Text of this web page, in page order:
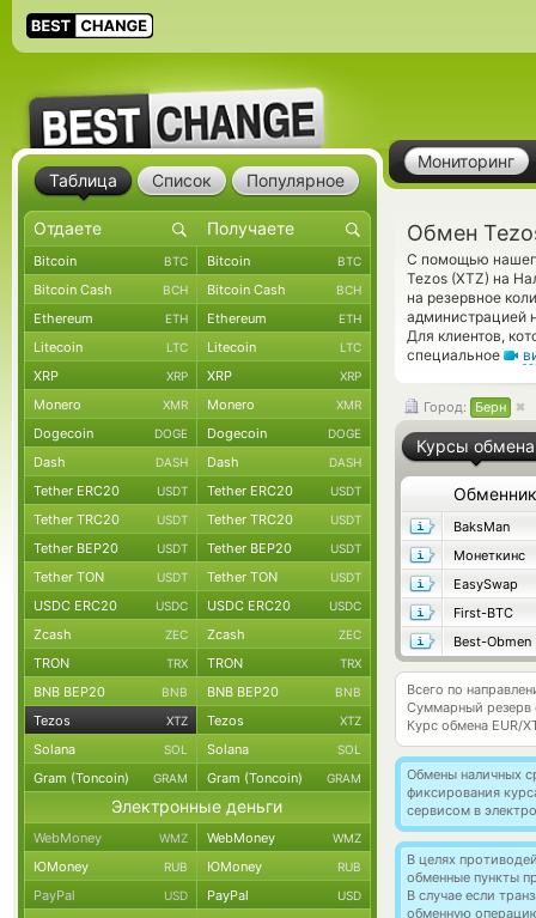
Мониторинг
Обмен
С помощью
Tezos (XTZ) на
на резервное
администрацией
Для клиентов,
специальное
Город: Берн
Курсы обмена
Обменник
BaksMan
Монеткинс
EasySwap
First-BTC
Best-Obmen
Всего по
Суммарный резерв
Курс обмена EUR/
Обмены наличных
фиксирования
сервисом в
В целях
обменные пункты
В случае если
обменную
Таблица Список Популярное
Bitcoin BTC Bitcoin BTC
Bitcoin Cash BCH Bitcoin Cash BCH
Ethereum ETH Ethereum ETH
Litecoin LTC Litecoin LTC
XRP XRP XRP XRP
Monero XMR Monero XMR
Dogecoin DOGE Dogecoin DOGE
Dash DASH Dash DASH
Tether ERC20 USDT Tether ERC20 USDT
Tether TRC20 USDT Tether TRC20 USDT
Tether BEP20 USDT Tether BEP20 USDT
Tether TON USDT Tether TON USDT
USDC ERC20 USDC USDC ERC20 USDC
Zcash ZEC Zcash ZEC
TRON TRX TRON TRX
BNB BEP20 BNB BNB BEP20 BNB
Tezos XTZ Tezos XTZ
Solana SOL Solana SOL
Gram (Toncoin) GRAM Gram (Toncoin) GRAM
Электронные деньги
WebMoney WMZ WebMoney WMZ
ЮMoney RUB ЮMoney RUB
PayPal USD PayPal USD